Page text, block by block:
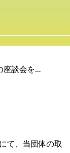
座談会を...